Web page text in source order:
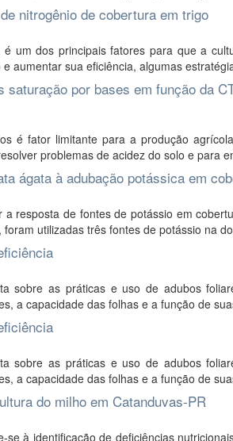
nitrogênio de cobertura em trigo
um dos principais fatores para que a
aumentar sua eficiência, algumas
saturação por bases em função da
é fator limitante para a produção
problemas de acidez do solo e para
ágata à adubação potássica em
resposta de fontes de potássio em
utilizadas três fontes de potássio na
sobre as práticas e uso de adubos
a capacidade das folhas e a função de
sobre as práticas e uso de adubos
a capacidade das folhas e a função de
do milho em Catanduvas-PR
se à identificação de deficiências